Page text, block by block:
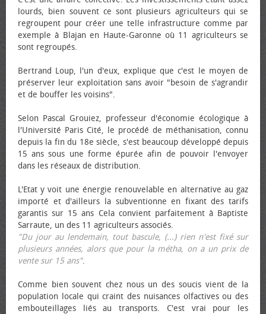
lourds, bien souvent ce sont plusieurs agriculteurs qui se
regroupent pour créer une telle infrastructure comme par
exemple à Blajan en Haute-Garonne où 11 agriculteurs se
sont regroupés.
Bertrand Loup, l'un d'eux, explique que c'est le moyen de
préserver leur exploitation sans avoir "besoin de s'agrandir
et de bouffer les voisins".
Selon Pascal Grouiez, professeur d'économie écologique à
l'Université Paris Cité, le procédé de méthanisation, connu
depuis la fin du 18e siècle, s'est beaucoup développé depuis
15 ans sous une forme épurée afin de pouvoir l'envoyer
dans les réseaux de distribution.
L'Etat y voit une énergie renouvelable en alternative au gaz
importé et d'ailleurs la subventionne en fixant des tarifs
garantis sur 15 ans Cela convient parfaitement à Baptiste
Sarraute, un des 11 agriculteurs associés.
"Du jour au lendemain, tout bascule, (...) rien n'est fixé sur
plusieurs années, alors que pour la métha, on a un prix de
vente sur 15 ans".
Comme bien souvent chez nous un des soucis vient de la
population locale qui craint des nuisances olfactives ou des
embouteillages liés au transports. C'est vrai pour les